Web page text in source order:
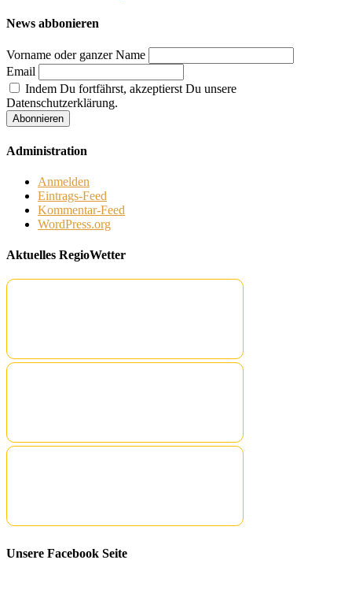
News abbonieren
Vorname oder ganzer Name
Email
Indem Du fortfährst, akzeptierst Du unsere
Datenschutzerklärung.
Administration
Anmelden
Eintrags-Feed
Kommentar-Feed
WordPress.org
Aktuelles RegioWetter
Unsere Facebook Seite